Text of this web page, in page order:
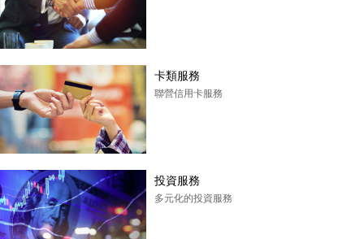
卡類服務
聯營信用卡服務
投資服務
多元化的投資服務